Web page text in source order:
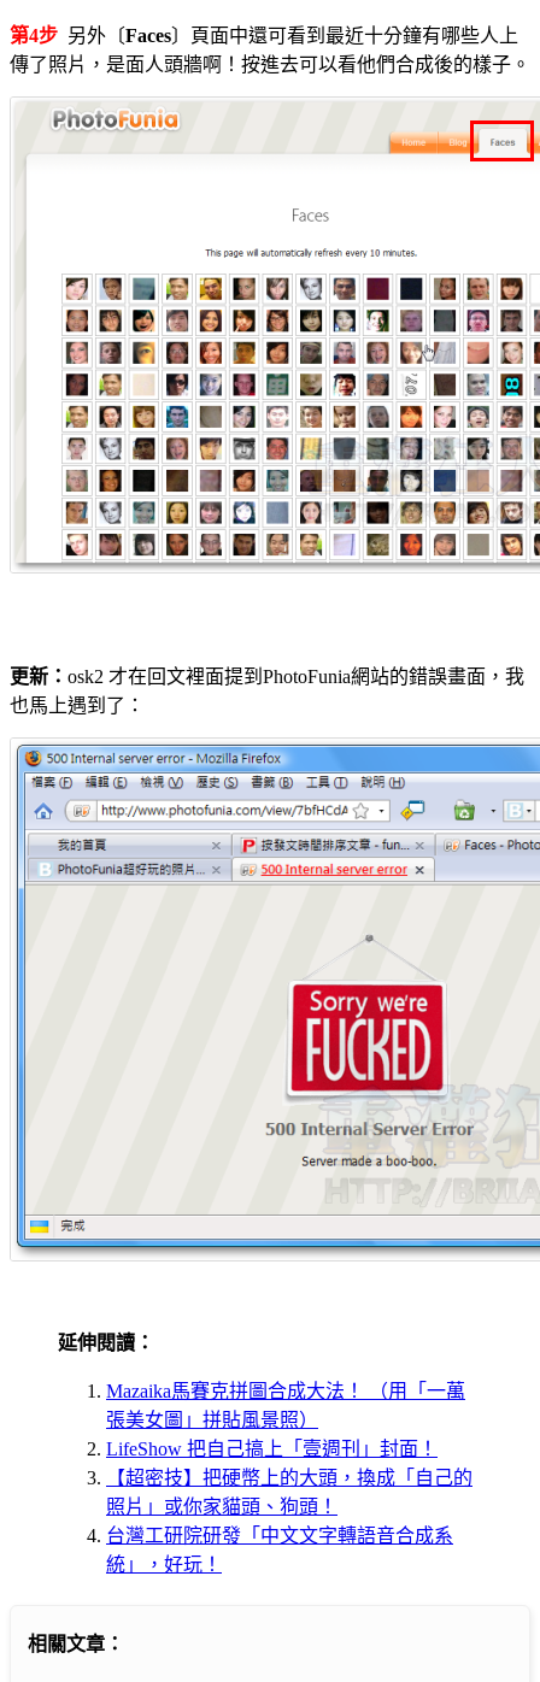
第4步 另外〔Faces〕頁面中還可看到最近十分鐘有哪些人上
傳了照片，是面人頭牆啊！按進去可以看他們合成後的樣子。
更新： osk2 才在回文裡面提到PhotoFunia網站的錯誤畫面，我
也馬上遇到了：
延伸閱讀：
Mazaika馬賽克拼圖合成大法！ （用「一萬
張美女圖」拼貼風景照）
LifeShow 把自己搞上「壹週刊」封面！
【超密技】把硬幣上的大頭，換成「自己的
照片」或你家貓頭、狗頭！
台灣工研院研發「中文文字轉語音合成系
統」，好玩！
相關文章：